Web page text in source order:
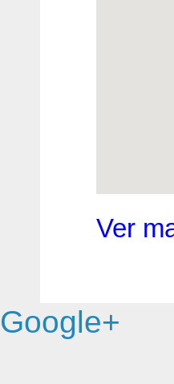
Ver
Google+